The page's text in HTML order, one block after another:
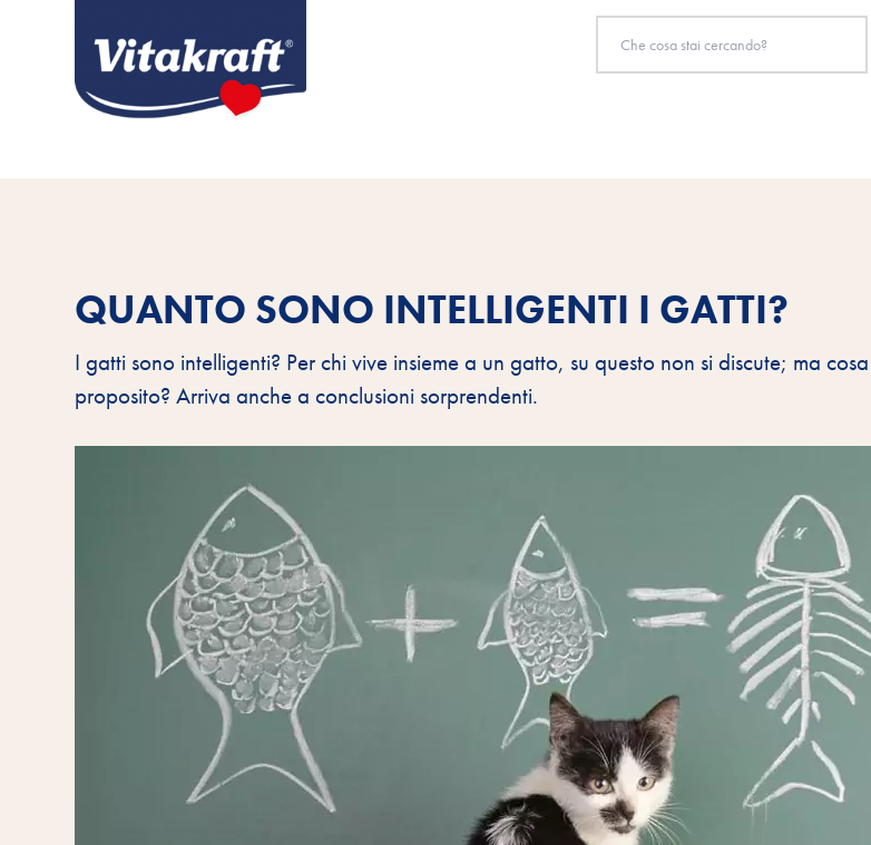
QUANTO SONO INTELLIGENTI I GATTI?
I gatti sono intelligenti? Per chi vive insieme a un gatto, su questo non si discute; ma
proposito? Arriva anche a conclusioni sorprendenti.